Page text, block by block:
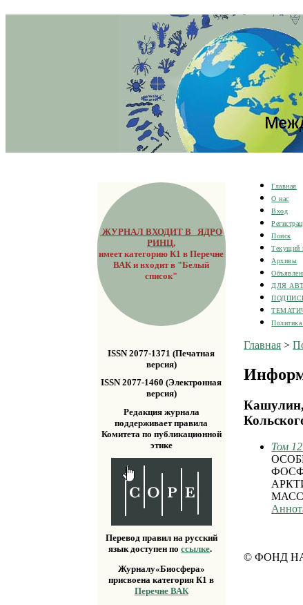
ЖУРНАЛ ВХОДИТ В ЯДРО
РИНЦ,
имеет категорию К1 в Перечне
ВАК и входит в "Белый
список"
ISSN 2077-1371 (Печатная
версия)
ISSN 2077-1460 (Электронная
версия)
Редакция журнала
поддерживает правила
Комитета по публикационной
этике
Перевод правил на русский
язык доступен поссылке.
Журналу«Биосфера»
присвоена категория К1 в
Перечне ВАК
Главная
О нас
Вход
Поиск
Текущий
Архивы
ДЛЯ
Политика
Главная >
Том
© ФОНД